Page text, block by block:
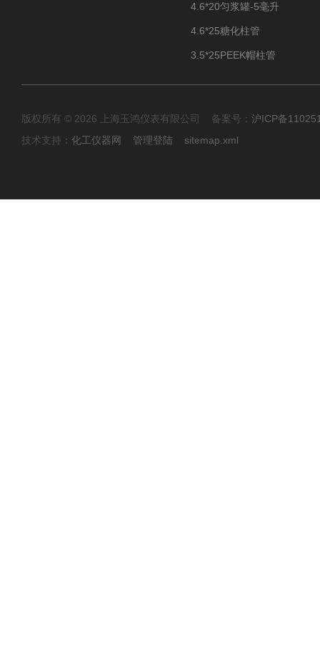
4.6*20匀浆罐-5毫升
4.6*25糖化柱管
3.5*25PEEK帽柱管
版权所有 © 2026 上海玉鸿仪表有限公司 备案号： 沪ICP备
技术支持： 化工仪器网 管理登陆 sitemap.xml